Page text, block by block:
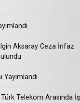
Aksaray Ceza İnfaz
Yayımlandı
Telekom Arasında İş